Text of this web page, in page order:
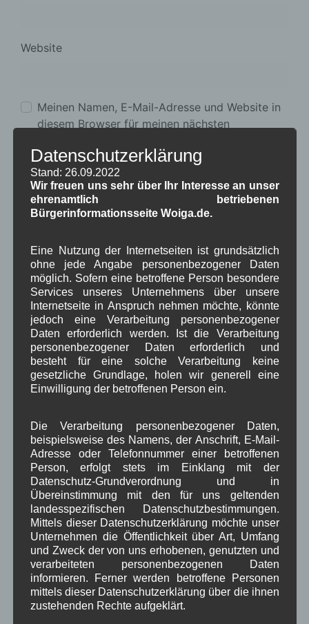
Website
Meinen Namen, E-Mail-Adresse und Website in
diesem Browser für meinen nächsten
*Datenschutzbedingungen akzeptieren
Kategorien für Beiträge
Aushang Rathaus(232)
Dorferneuerung(154)
Gemeinderat(128)
in Wallgau(1.091)
Pressespiegel
(282)
um Wallgau(258)
Wallgau im Netz(65)
Schlagwörter
1250-Jahre , AlpenRaum ,Arbeitsgruppe 1-13 ,
Arbeitsmarkt ,Asyl Bauvorhaben
Bildergalerie , Brauchtum , Corona ,
Dorferneuerung , Dorfleben
Datenschutzerklärung
Stand: 26.09.2022
Wir freuen uns sehr über Ihr Interesse an unser
ehrenamtlich betriebenen
Bürgerinformationsseite Woiga.de.
Eine Nutzung der Internetseiten ist grundsätzlich
ohne jede Angabe personenbezogener Daten
möglich. Sofern eine betroffene Person besondere
Services unseres Unternehmens über unsere
Internetseite in Anspruch nehmen möchte, könnte
jedoch eine Verarbeitung personenbezogener
Daten erforderlich werden. Ist die Verarbeitung
personenbezogener Daten erforderlich und
besteht für eine solche Verarbeitung keine
gesetzliche Grundlage, holen wir generell eine
Einwilligung der betroffenen Person ein.
Die Verarbeitung personenbezogener Daten,
beispielsweise des Namens, der Anschrift, E-Mail-
Adresse oder Telefonnummer einer betroffenen
Person, erfolgt stets im Einklang mit der
Datenschutz-Grundverordnung und in
Übereinstimmung mit den für uns geltenden
landesspezifischen Datenschutzbestimmungen.
Mittels dieser Datenschutzerklärung möchte unser
Unternehmen die Öffentlichkeit über Art, Umfang
und Zweck der von uns erhobenen, genutzten und
verarbeiteten personenbezogenen Daten
informieren. Ferner werden betroffene Personen
mittels dieser Datenschutzerklärung über die ihnen
zustehenden Rechte aufgeklärt.